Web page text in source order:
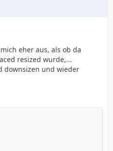
eher aus, als ob da
resized wurde,...
downsizen und wieder